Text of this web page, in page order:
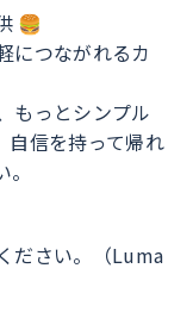
🍔
につながれるカ
もっとシンプル
自信を持って帰れ
ださい。（Luma